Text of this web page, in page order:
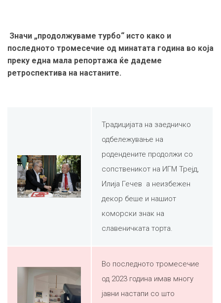
Значи „продолжуваме турбо“ исто како и
последното тромесечие од минатата година во која
преку една мала репортажа ќе дадеме
ретроспектива на настаните.
Традицијата на заедничко
одбележување на
родендените продолжи со
сопственикот на ИГМ Трејд,
Илија Гечев а неизбежен
декор беше и нашиот
коморски знак на
славеничката торта.
Во последното тромесечие
од 2023 година имав многу
јавни настапи со што